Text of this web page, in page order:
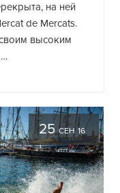
на ней
de Mercats.
высоким
25СЕН 16